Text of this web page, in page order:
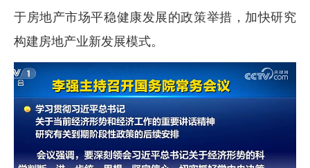
于房地产市场平稳健康发展的政策举措，加快研究
构建房地产业新发展模式。